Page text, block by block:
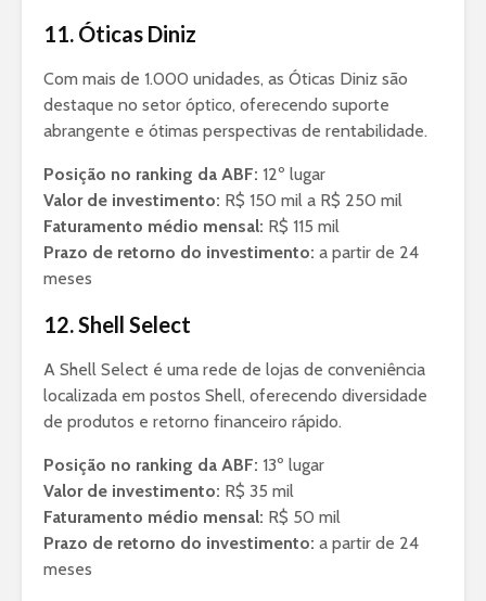
11. Óticas Diniz
Com mais de 1.000 unidades, as Óticas Diniz são
destaque no setor óptico, oferecendo suporte
abrangente e ótimas perspectivas de rentabilidade.
Posição no ranking da ABF: 12º lugar
Valor de investimento: R$ 150 mil a R$ 250 mil
Faturamento médio mensal: R$ 115 mil
Prazo de retorno do investimento: a partir de 24
meses
12. Shell Select
A Shell Select é uma rede de lojas de conveniência
localizada em postos Shell, oferecendo diversidade
de produtos e retorno financeiro rápido.
Posição no ranking da ABF: 13º lugar
Valor de investimento: R$ 35 mil
Faturamento médio mensal: R$ 50 mil
Prazo de retorno do investimento: a partir de 24
meses